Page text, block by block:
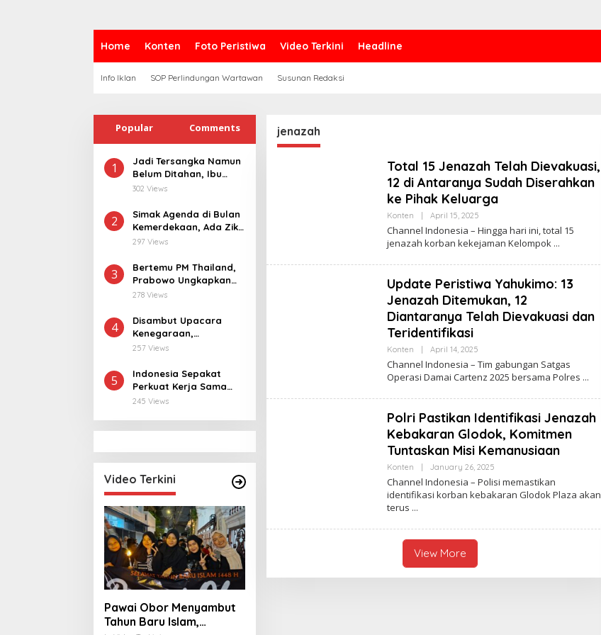
Home Konten Foto Peristiwa Video Terkini Headline
Info Iklan SOP Perlindungan Wartawan Susunan Redaksi
Popular Comments
1
Jadi Tersangka Namun
Belum Ditahan, Ibu
Korban di Pekalongan
Keseriusan Polisi
Tangani Kasus
Rudapksa Sampai
302 Views
2
Simak Agenda di Bulan
Kemerdekaan, Ada Zikir
Bersama Hingga
297 Views
3
Bertemu PM Thailand,
Prabowo Ungkapkan
Duka Cita kepada Putri
Tahun ke Raja Thailand
278 Views
4
Disambut Upacara
Kenegaraan,
Kunjungan PM Anutin
Hubungan Indonesia-
Thailand
257 Views
5
Indonesia Sepakat
Perkuat Kerja Sama
dengan Thailand, dari
245 Views
Video Terkini
Pawai Obor Menyambut
Tahun Baru Islam,
jenazah
Total 15 Jenazah Telah Dievakuasi,
12 di Antaranya Sudah Diserahkan
ke Pihak Keluarga
Konten April 15, 2025
Y
C
H
N
E
I
N
S
I
Channel Indonesia – Hingga hari ini, total 15
jenazah korban kekejaman Kelompok
Update Peristiwa Yahukimo: 13
Jenazah Ditemukan, 12
Diantaranya Telah Dievakuasi dan
Teridentifikasi
Konten April 14, 2025
Y
C
H
N
E
I
N
O
N
E
S
Channel Indonesia – Tim gabungan Satgas
Operasi Damai Cartenz 2025 bersama Polres
Polri Pastikan Identifikasi Jenazah
Kebakaran Glodok, Komitmen
Tuntaskan Misi Kemanusiaan
Konten January 26, 2025
Y
C
H
N
D
Channel Indonesia – Polisi memastikan
identifikasi korban kebakaran Glodok Plaza akan
terus
View More